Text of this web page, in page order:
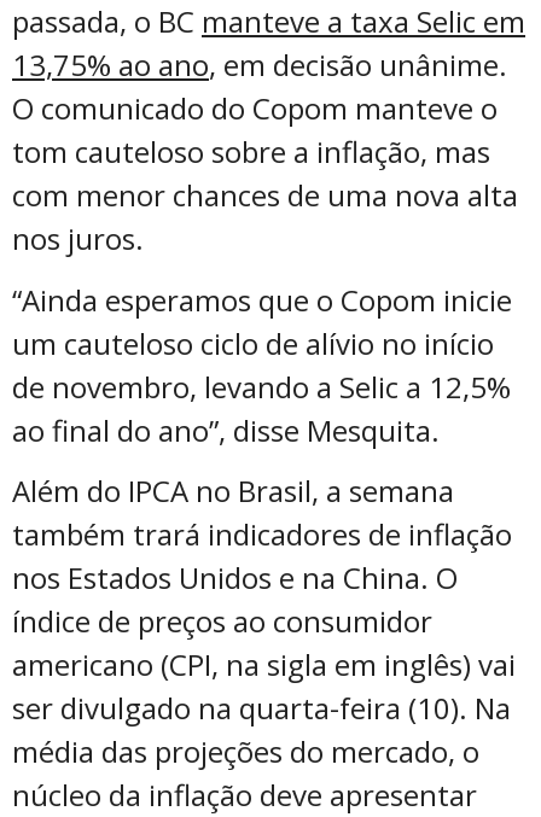
passada, o BC manteve a taxa Selic em
13,75% ao ano, em decisão unânime.
O comunicado do Copom manteve o
tom cauteloso sobre a inflação, mas
com menor chances de uma nova alta
nos juros.
“Ainda esperamos que o Copom inicie
um cauteloso ciclo de alívio no início
de novembro, levando a Selic a 12,5%
ao final do ano”, disse Mesquita.
Além do IPCA no Brasil, a semana
também trará indicadores de inflação
nos Estados Unidos e na China. O
índice de preços ao consumidor
americano (CPI, na sigla em inglês) vai
ser divulgado na quarta-feira (10). Na
média das projeções do mercado, o
núcleo da inflação deve apresentar